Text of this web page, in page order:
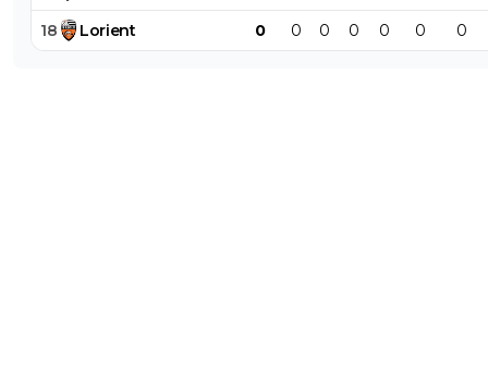
18 Lorient 0 0 0 0 0 0 0